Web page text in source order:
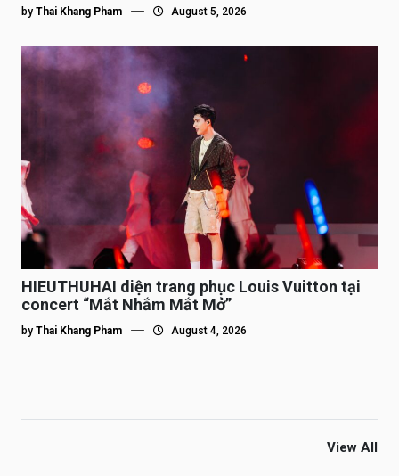
by Thai Khang Pham August 5, 2026
HIEUTHUHAI diện trang phục Louis Vuitton tại
concert “Mắt Nhắm Mắt Mở”
by Thai Khang Pham August 4, 2026
View All